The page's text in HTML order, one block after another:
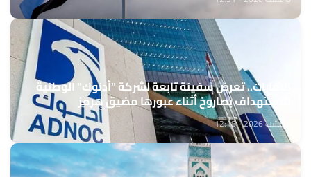
الإمارات.. تعرض سفينة تابعة لشركة "أدنوك" الوطنية
للاستهداف بصاروخ أثناء عبورها مضيق هرمز